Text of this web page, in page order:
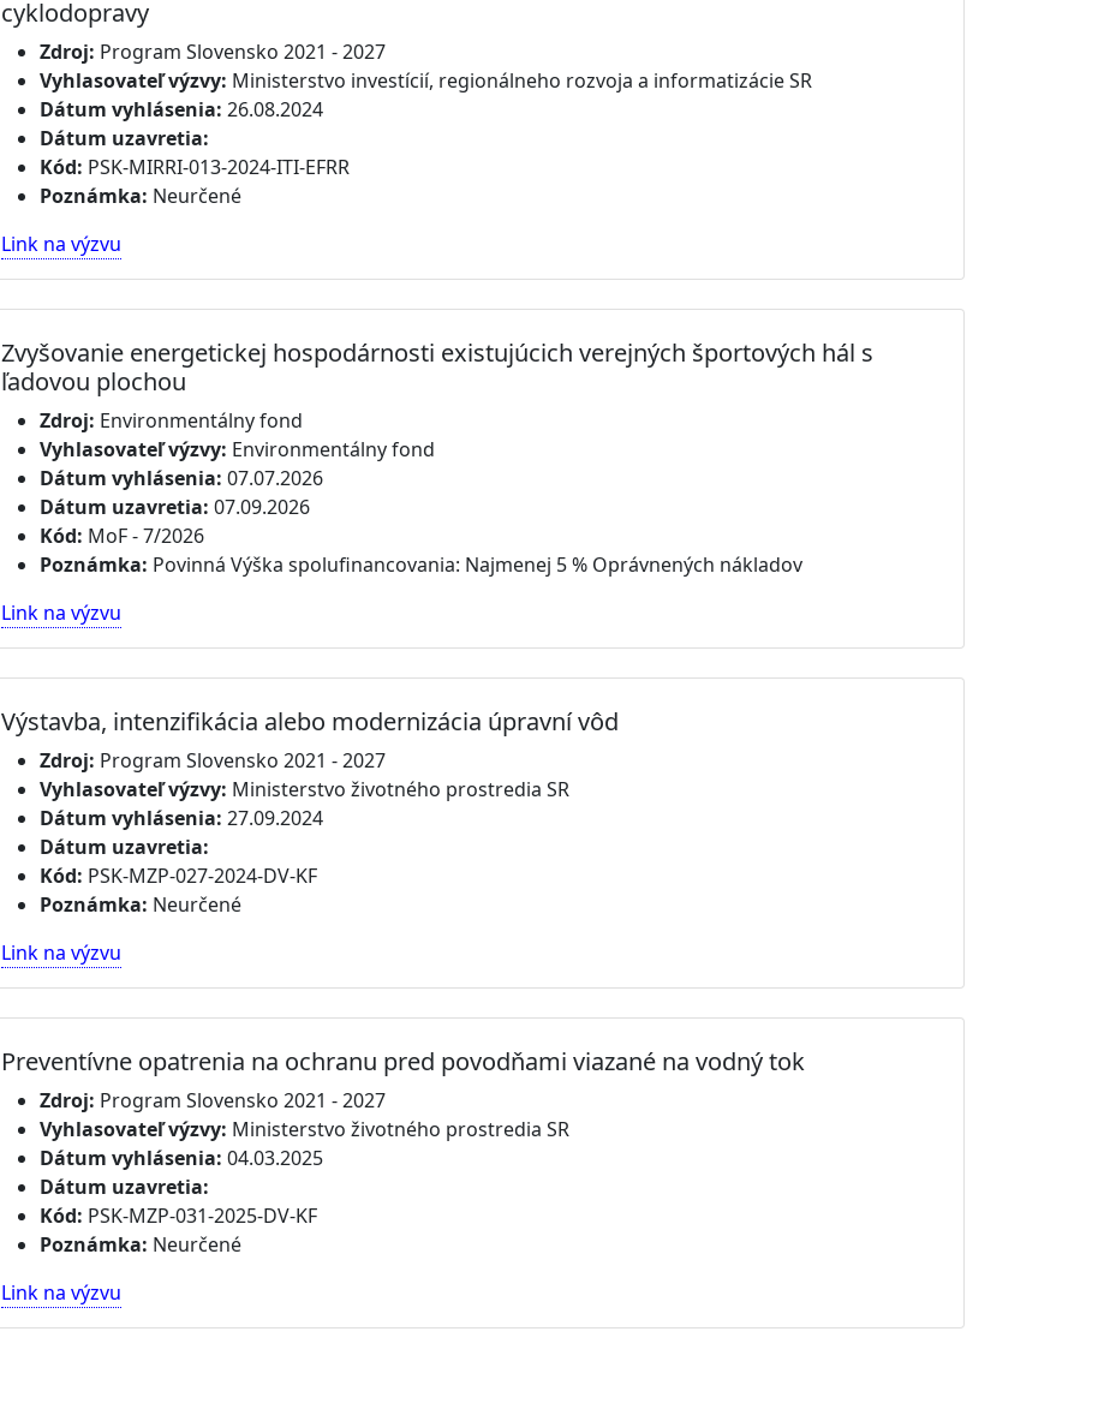
cyklodopravy
Zdroj: Program Slovensko 2021 - 2027
Vyhlasovateľ výzvy: Ministerstvo investícií, regionálneho rozvoja a informatizácie SR
Dátum vyhlásenia: 26.08.2024
Dátum uzavretia:
Kód: PSK-MIRRI-013-2024-ITI-EFRR
Poznámka: Neurčené
Link na výzvu
Zvyšovanie energetickej hospodárnosti existujúcich verejných športových hál s
ľadovou plochou
Zdroj: Environmentálny fond
Vyhlasovateľ výzvy: Environmentálny fond
Dátum vyhlásenia: 07.07.2026
Dátum uzavretia: 07.09.2026
Kód: MoF - 7/2026
Poznámka: Povinná Výška spolufinancovania: Najmenej 5 % Oprávnených nákladov
Link na výzvu
Výstavba, intenzifikácia alebo modernizácia úpravní vôd
Zdroj: Program Slovensko 2021 - 2027
Vyhlasovateľ výzvy: Ministerstvo životného prostredia SR
Dátum vyhlásenia: 27.09.2024
Dátum uzavretia:
Kód: PSK-MZP-027-2024-DV-KF
Poznámka: Neurčené
Link na výzvu
Preventívne opatrenia na ochranu pred povodňami viazané na vodný tok
Zdroj: Program Slovensko 2021 - 2027
Vyhlasovateľ výzvy: Ministerstvo životného prostredia SR
Dátum vyhlásenia: 04.03.2025
Dátum uzavretia:
Kód: PSK-MZP-031-2025-DV-KF
Poznámka: Neurčené
Link na výzvu